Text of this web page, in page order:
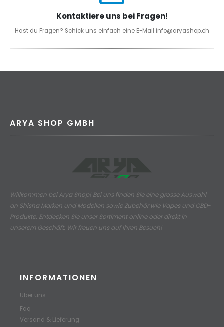
Kontaktiere uns bei Fragen!
Hast du Fragen? Schick uns einfach eine E-Mail info@aryashop.ch
ARYA SHOP GMBH
Willkommen bei Arya Shop! Bei uns finden Sie eine grosse Auswahl
an Shisha Marken und Modellen sowie Zubehör wie Vapes und CBD-
Produkte. Entdecken Sie unser Sortiment online oder direkt in
unserem Geschäft. Wir freuen uns auf Ihren Besuch!
INFORMATIONEN
Über uns
Faq
Versand & Lieferung